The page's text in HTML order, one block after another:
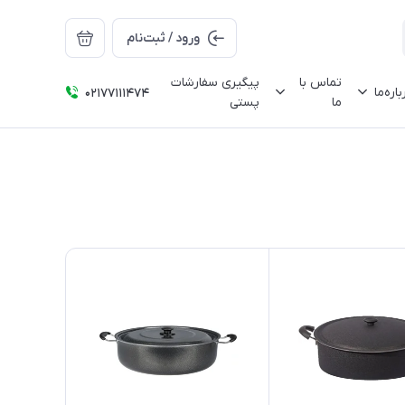
ورود / ثبت‌نام
تماس با
ما
پیگیری سفارشات
پستی
02177111474